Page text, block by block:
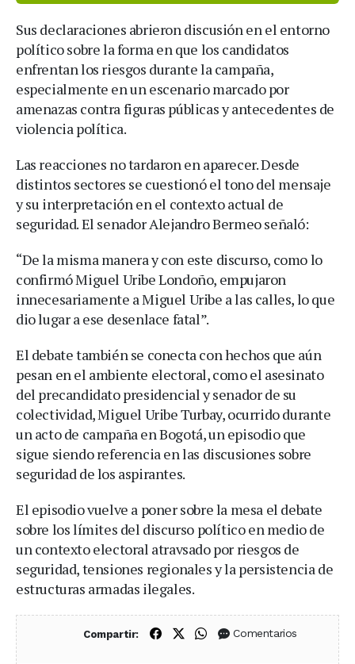
Sus declaraciones abrieron discusión en el entorno
político sobre la forma en que los candidatos
enfrentan los riesgos durante la campaña,
especialmente en un escenario marcado por
amenazas contra figuras públicas y antecedentes de
violencia política.
Las reacciones no tardaron en aparecer. Desde
distintos sectores se cuestionó el tono del mensaje
y su interpretación en el contexto actual de
seguridad. El senador Alejandro Bermeo señaló:
“De la misma manera y con este discurso, como lo
confirmó Miguel Uribe Londoño, empujaron
innecesariamente a Miguel Uribe a las calles, lo que
dio lugar a ese desenlace fatal”.
El debate también se conecta con hechos que aún
pesan en el ambiente electoral, como el asesinato
del precandidato presidencial y senador de su
colectividad, Miguel Uribe Turbay, ocurrido durante
un acto de campaña en Bogotá, un episodio que
sigue siendo referencia en las discusiones sobre
seguridad de los aspirantes.
El episodio vuelve a poner sobre la mesa el debate
sobre los límites del discurso político en medio de
un contexto electoral atravsado por riesgos de
seguridad, tensiones regionales y la persistencia de
estructuras armadas ilegales.
Compartir: Compartir en Facebook
Compartir en X (Twitter)
Compartir en WhatsApp
Comentarios